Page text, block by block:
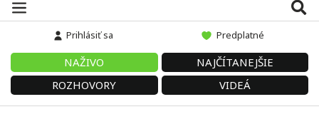
Prihlásiť sa Predplatné
NAŽIVO
NAJČÍTANEJŠIE
ROZHOVORY
VIDEÁ